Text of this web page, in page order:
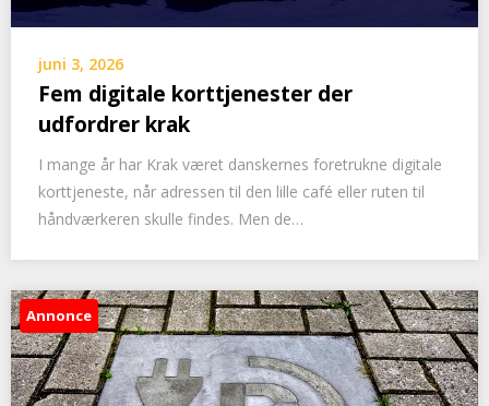
juni 3, 2026
Fem digitale korttjenester der
udfordrer krak
I mange år har Krak været danskernes foretrukne digitale
korttjeneste, når adressen til den lille café eller ruten til
håndværkeren skulle findes. Men de…
Annonce